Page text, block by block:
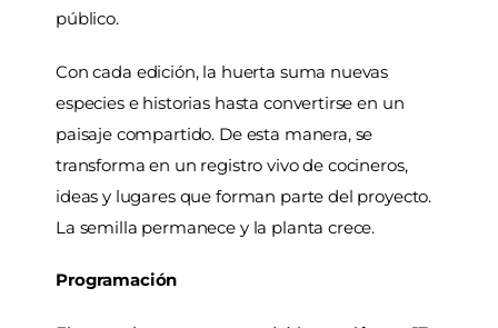
público.
Con cada edición, la huerta suma nuevas
especies e historias hasta convertirse en un
paisaje compartido. De esta manera, se
transforma en un registro vivo de cocineros,
ideas y lugares que forman parte del proyecto.
La semilla permanece y la planta crece.
Programación